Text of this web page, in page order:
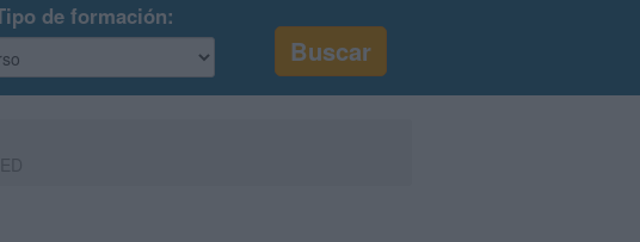
de formación: